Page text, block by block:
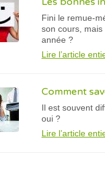
Fini le remue-
son cours, mais
année ?
Lire l’article
Comment
Il est souvent
oui ?
Lire l’article